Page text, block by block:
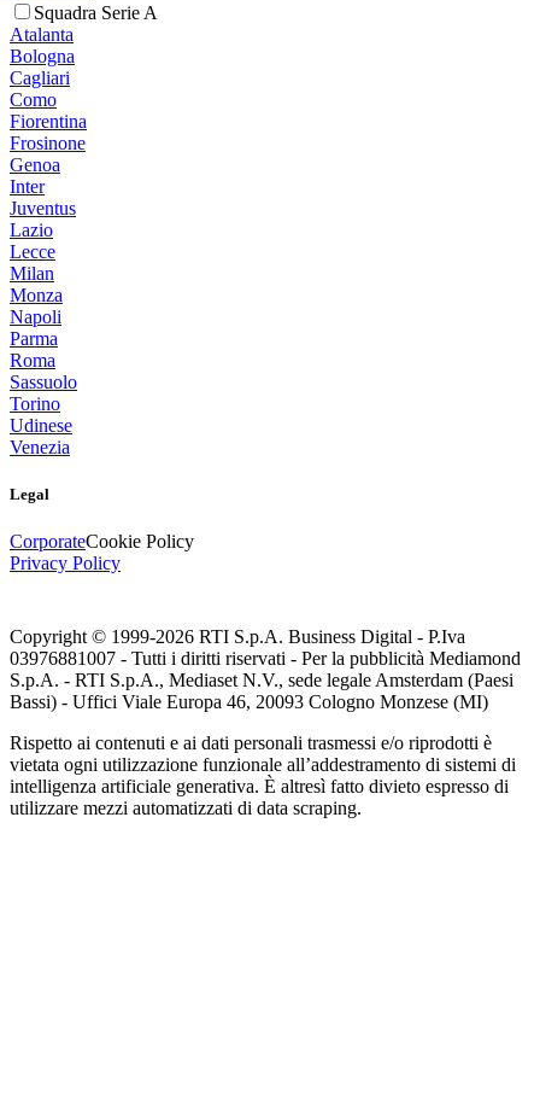
Squadra Serie A
Atalanta
Bologna
Cagliari
Como
Fiorentina
Frosinone
Genoa
Inter
Juventus
Lazio
Lecce
Milan
Monza
Napoli
Parma
Roma
Sassuolo
Torino
Udinese
Venezia
Legal
CorporateCookie Policy
Privacy Policy
Copyright © 1999-2026 RTI S.p.A. Business Digital - P.Iva
03976881007 - Tutti i diritti riservati - Per la pubblicità Mediamond
S.p.A. - RTI S.p.A., Mediaset N.V., sede legale Amsterdam (Paesi
Bassi) - Uffici Viale Europa 46, 20093 Cologno Monzese (MI)
Rispetto ai contenuti e ai dati personali trasmessi e/o riprodotti è
vietata ogni utilizzazione funzionale all’addestramento di sistemi di
intelligenza artificiale generativa. È altresì fatto divieto espresso di
utilizzare mezzi automatizzati di data scraping.